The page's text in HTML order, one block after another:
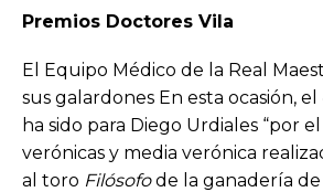
Premios Doctores Vila
El Equipo Médico de la Real
sus galardones En esta ocasión,
ha sido para Diego Urdiales “por
verónicas y media verónica
al toro Filósofode la ganadería